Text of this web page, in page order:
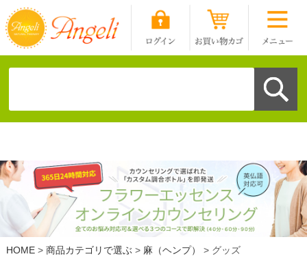
HOME 商品カテゴリで選ぶ 麻（ヘンプ） グッズ